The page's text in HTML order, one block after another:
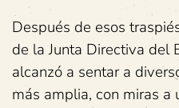
Después de esos
de la Junta Directiva del
alcanzó a sentar a
más amplia, con miras a